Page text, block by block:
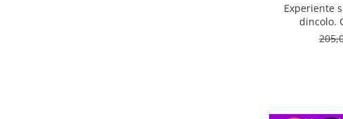
Experiente
dincolo.